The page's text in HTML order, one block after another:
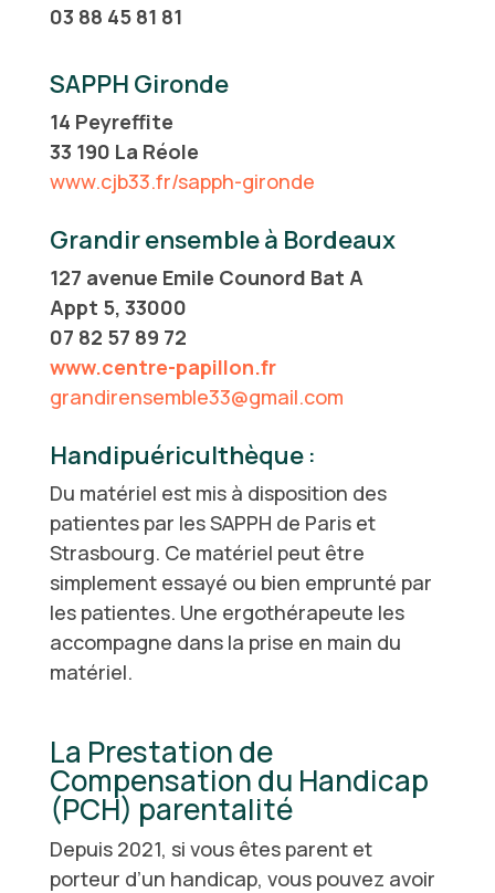
03 88 45 81 81
SAPPH Gironde
14 Peyreffite
33 190 La Réole
www.cjb33.fr/sapph-gironde
Grandir ensemble à Bordeaux
127 avenue Emile Counord Bat A
Appt 5, 33000
07 82 57 89 72
www.centre-papillon.fr
grandirensemble33@gmail.com
Handipuériculthèque :
Du matériel est mis à disposition des
patientes par les SAPPH de Paris et
Strasbourg. Ce matériel peut être
simplement essayé ou bien emprunté par
les patientes. Une ergothérapeute les
accompagne dans la prise en main du
matériel.
La Prestation de
Compensation du Handicap
(PCH) parentalité
Depuis 2021, si vous êtes parent et
porteur d’un handicap, vous pouvez avoir